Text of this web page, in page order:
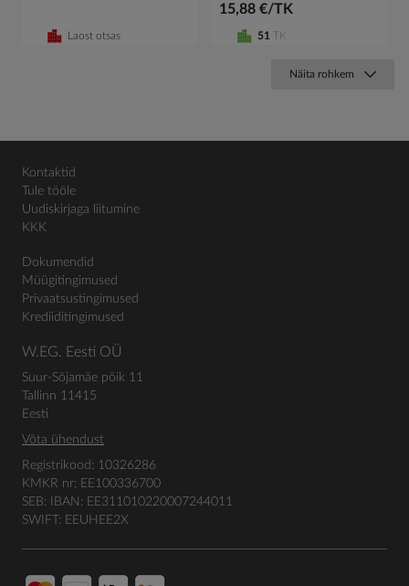
Laost otsas
15,88 €/TK
51 TK
Näita rohkem
Kontaktid
Tule tööle
Uudiskirjaga liitumine
KKK
Dokumendid
Müügitingimused
Privaatsustingimused
Krediiditingimused
W.EG. Eesti OÜ
Suur-Sõjamäe põik 11
Tallinn 11415
Eesti
Võta ühendust
Registrikood: 10326286
KMKR nr: EE100336700
SEB: IBAN: EE311010220007244011
SWIFT: EEUHEE2X